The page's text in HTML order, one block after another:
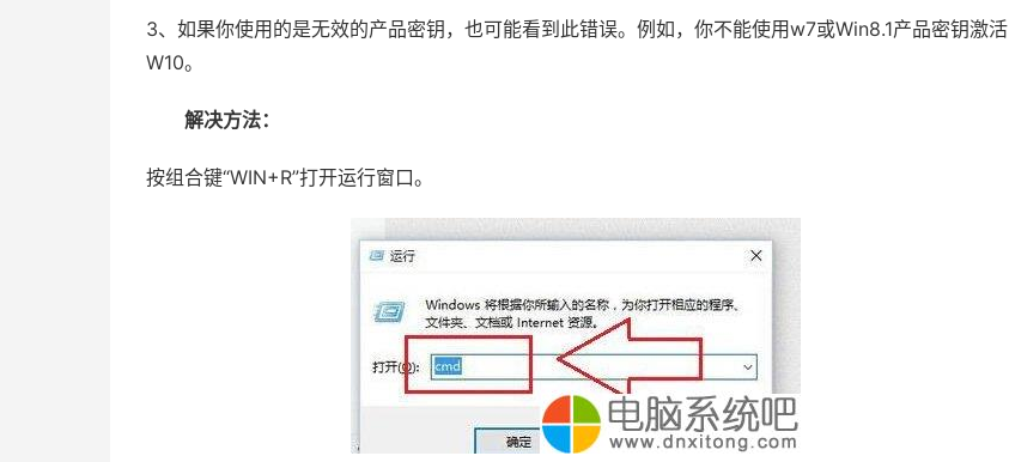
3、如果你使用的是无效的产品密钥，也可能看到此错误。例如，你不能使用w7或Win8.1产品密钥激活
W10。
解决方法：
按组合键“WIN+R”打开运行窗口。